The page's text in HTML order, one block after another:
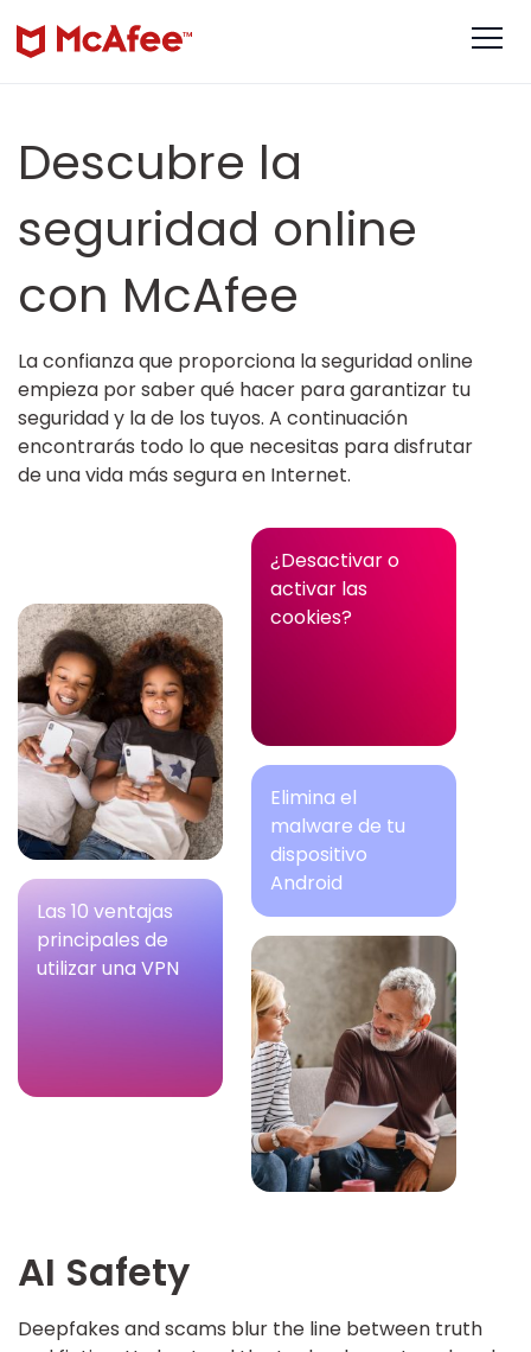
Descubre la
seguridad online
con McAfee
La confianza que proporciona la seguridad online
empieza por saber qué hacer para garantizar tu
seguridad y la de los tuyos. A continuación
encontrarás todo lo que necesitas para disfrutar
de una vida más segura en Internet.
Las 10 ventajas
principales de
utilizar una VPN
¿Desactivar o
activar las
cookies?
Elimina el
malware de tu
dispositivo
Android
AI Safety
Deepfakes and scams blur the line between truth